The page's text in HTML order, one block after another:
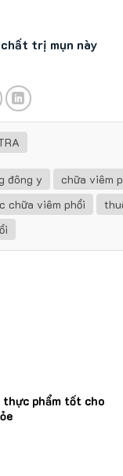
trị mụn này
đông y chữa viêm
chữa viêm phổi
thực phẩm tốt cho